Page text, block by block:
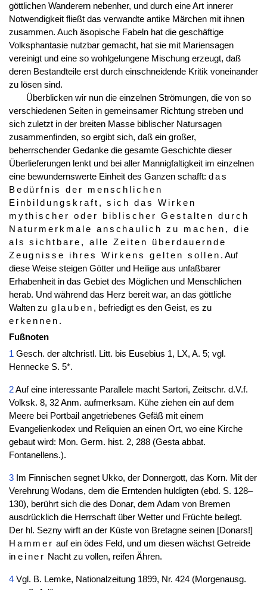
göttlichen Wanderern nebenher, und durch eine Art innerer
Notwendigkeit fließt das verwandte antike Märchen mit ihnen
zusammen. Auch äsopische Fabeln hat die geschäftige
Volksphantasie nutzbar gemacht, hat sie mit Mariensagen
vereinigt und eine so wohlgelungene Mischung erzeugt, daß
deren Bestandteile erst durch einschneidende Kritik voneinander
zu lösen sind.
Überblicken wir nun die einzelnen Strömungen, die von so
verschiedenen Seiten in gemeinsamer Richtung streben und
sich zuletzt in der breiten Masse biblischer Natursagen
zusammenfinden, so ergibt sich, daß ein großer,
beherrschender Gedanke die gesamte Geschichte dieser
Überlieferungen lenkt und bei aller Mannigfaltigkeit im einzelnen
eine bewundernswerte Einheit des Ganzen schafft: das
Bedürfnis der menschlichen
Einbildungskraft, sich das Wirken
mythischer oder biblischer Gestalten durch
Naturmerkmale anschaulich zu machen, die
als sichtbare, alle Zeiten überdauernde
Zeugnisse ihres Wirkens gelten sollen . Auf
diese Weise steigen Götter und Heilige aus unfaßbarer
Erhabenheit in das Gebiet des Möglichen und Menschlichen
herab. Und während das Herz bereit war, an das göttliche
Walten zuglauben , befriedigt es den Geist, es zu
erkennen .
Fußnoten
1 Gesch. der altchristl. Litt. bis Eusebius 1, LX, A. 5; vgl.
Hennecke S. 5*.
2Auf eine interessante Parallele macht Sartori, Zeitschr. d.V.f.
Volksk. 8, 32 Anm. aufmerksam. Kühe ziehen ein auf dem
Meere bei Portbail angetriebenes Gefäß mit einem
Evangelienkodex und Reliquien an einen Ort, wo eine Kirche
gebaut wird: Mon. Germ. hist. 2, 288 (Gesta abbat.
Fontanellens.).
3Im Finnischen segnet Ukko, der Donnergott, das Korn. Mit der
Verehrung Wodans, dem die Erntenden huldigten (ebd. S. 128–
130), berührt sich die des Donar, dem Adam von Bremen
ausdrücklich die Herrschaft über Wetter und Früchte beilegt.
Der hl. Sezny wirft an der Küste von Bretagne seinen [Donars!]
Hammer auf ein ödes Feld, und um diesen wächst Getreide
in einer Nacht zu vollen, reifen Ähren.
4Vgl. B. Lemke, Nationalzeitung 1899, Nr. 424 (Morgenausg.